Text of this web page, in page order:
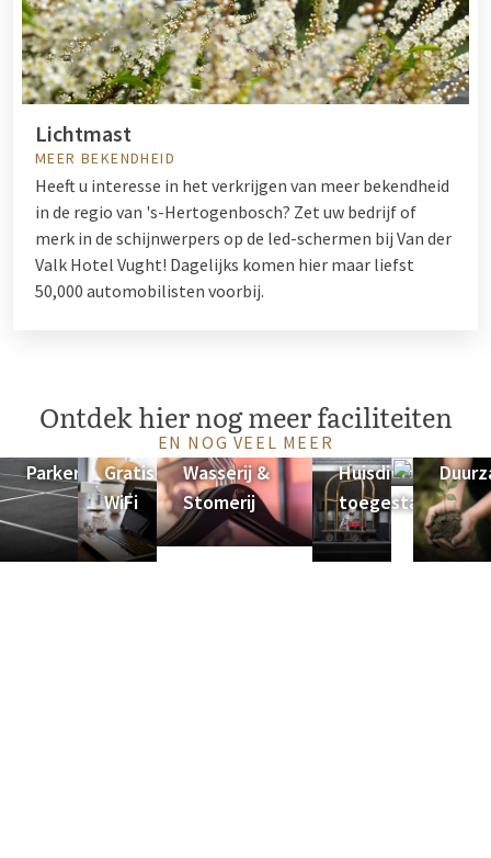
Lichtmast
MEER BEKENDHEID
Heeft u interesse in het verkrijgen van meer bekendheid
in de regio van 's-Hertogenbosch? Zet uw bedrijf of
merk in de schijnwerpers op de led-schermen bij Van der
Valk Hotel Vught! Dagelijks komen hier maar liefst
50,000 automobilisten voorbij.
Ontdek hier nog meer faciliteiten
EN NOG VEEL MEER
ParkerenGratis
WiFi
Wasserij &
Stomerij
Huisdieren
toegestaan